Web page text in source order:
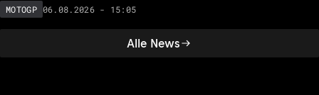
Alle News
MOTOGP 06.08.2026 - 15:05